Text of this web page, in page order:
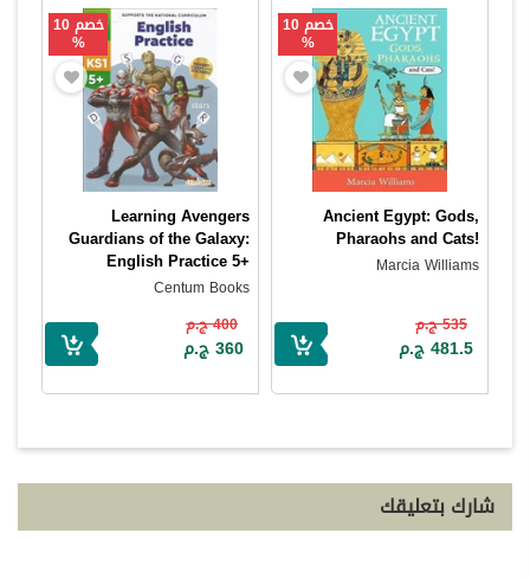
خصم 10
%
Ancient Egypt: Gods,
Pharaohs and Cats!
Marcia Williams
535 ج.م
481.5 ج.م
خصم 10
%
Learning Avengers
Guardians of the Galaxy:
English Practice 5+
Centum Books
400 ج.م
360 ج.م
شارك بتعليقك